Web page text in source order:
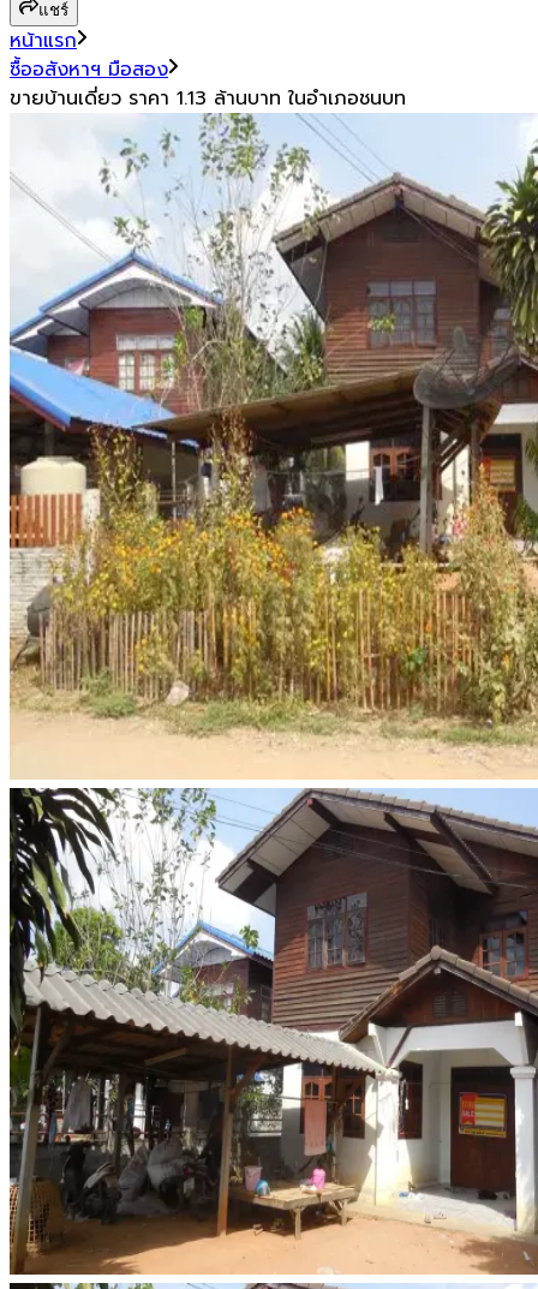
แชร์
หน้าแรก
ซื้ออสังหาฯ มือสอง
ขายบ้านเดี่ยว ราคา 1.13 ล้านบาท ในอำเภอชนบท